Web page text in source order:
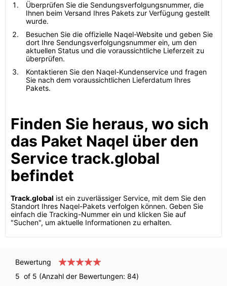
Überprüfen Sie die Sendungsverfolgungsnummer, die
Ihnen beim Versand Ihres Pakets zur Verfügung gestellt
wurde.
Besuchen Sie die offizielle Naqel-Website und geben Sie
dort Ihre Sendungsverfolgungsnummer ein, um den
aktuellen Status und die voraussichtliche Lieferzeit zu
überprüfen.
Kontaktieren Sie den Naqel-Kundenservice und fragen
Sie nach dem voraussichtlichen Lieferdatum Ihres
Pakets.
Finden Sie heraus, wo sich
das Paket Naqel über den
Service track.global
befindet
Track.global ist ein zuverlässiger Service, mit dem Sie den
Standort Ihres Naqel-Pakets verfolgen können. Geben Sie
einfach die Tracking-Nummer ein und klicken Sie auf
"Suchen", um aktuelle Informationen zu erhalten.
Bewertung
5 of 5 (Anzahl der Bewertungen: 84)